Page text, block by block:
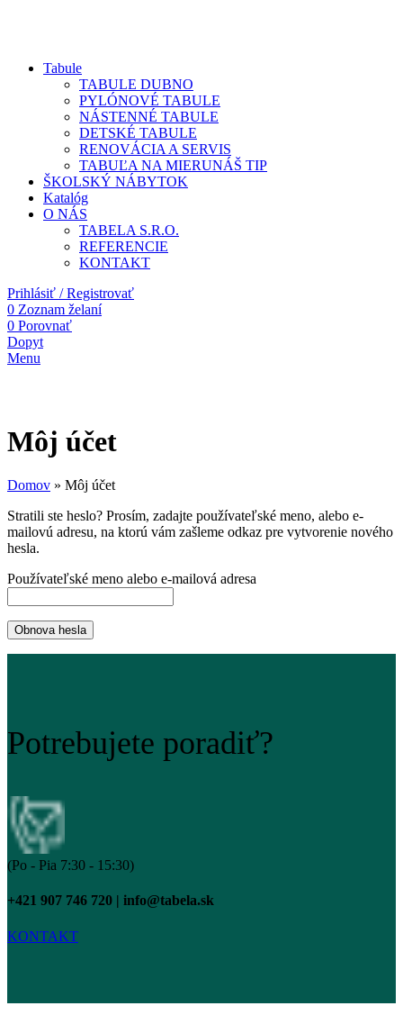
Tabule
TABULE DUBNO
PYLÓNOVÉ TABULE
NÁSTENNÉ TABULE
DETSKÉ TABULE
RENOVÁCIA A SERVIS
TABUĽA NA MIERUNÁŠ TIP
ŠKOLSKÝ NÁBYTOK
Katalóg
O NÁS
TABELA S.R.O.
REFERENCIE
KONTAKT
Prihlásiť / Registrovať
0 Zoznam želaní
0 Porovnať
Dopyt
Menu
Môj účet
Domov » Môj účet
Stratili ste heslo? Prosím, zadajte používateľské meno, alebo e-
mailovú adresu, na ktorú vám zašleme odkaz pre vytvorenie nového
hesla.
Používateľské meno alebo e-mailová adresa
Obnova hesla
Potrebujete poradiť?
(Po - Pia 7:30 - 15:30)
+421 907 746 720 | info@tabela.sk
KONTAKT